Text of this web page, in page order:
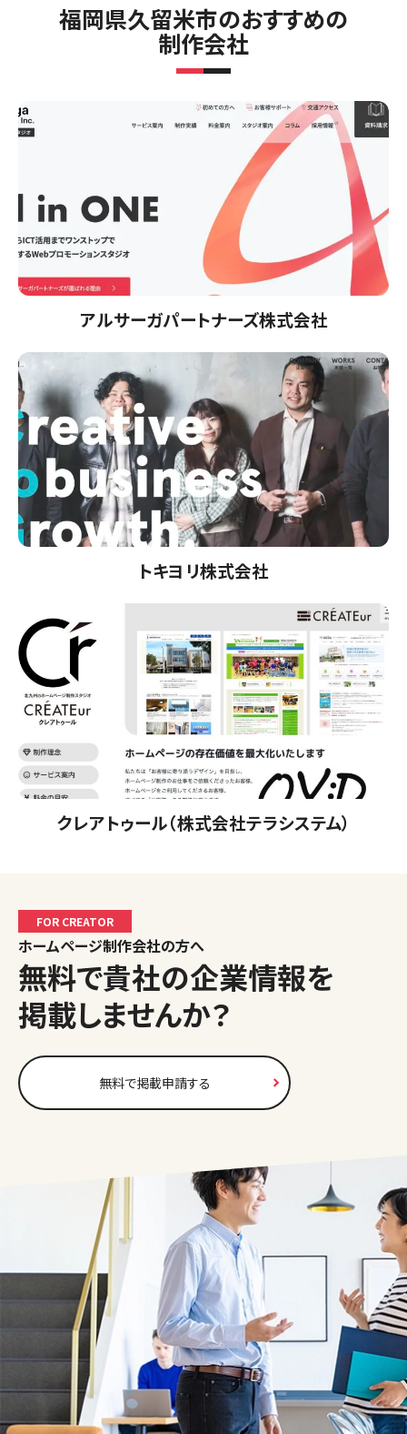
福岡県久留米市のおすすめの
制作会社
アルサーガパートナーズ株式会社
トキヨリ株式会社
クレアトゥール（株式会社テラシステム）
FOR CREATOR
ホームページ制作会社の方へ
無料で貴社の企業情報を
掲載しませんか？
無料で掲載申請する